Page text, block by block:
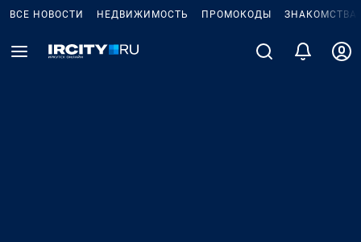
ВСЕ НОВОСТИ НЕДВИЖИМОСТЬ ПРОМОКОДЫ ЗНАКОМСТВА